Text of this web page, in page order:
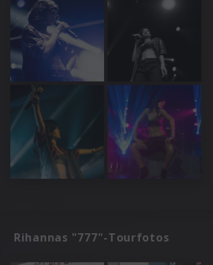
Rihannas "777"-Tourfotos